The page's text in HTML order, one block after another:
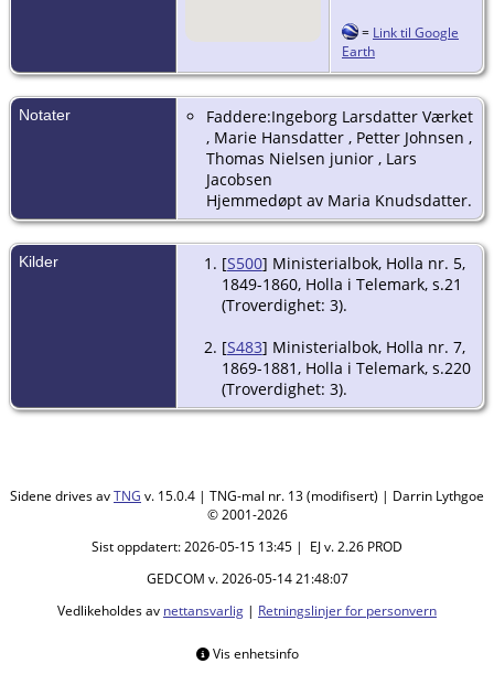
= Link til Google
Earth
Notater
Faddere:Ingeborg Larsdatter Værket
, Marie Hansdatter , Petter Johnsen ,
Thomas Nielsen junior , Lars
Jacobsen
Hjemmedøpt av Maria Knudsdatter.
Kilder [S500] Ministerialbok, Holla nr. 5,
1849-1860, Holla i Telemark, s.21
(Troverdighet: 3).
[S483] Ministerialbok, Holla nr. 7,
1869-1881, Holla i Telemark, s.220
(Troverdighet: 3).
Sidene drives avTNG v. 15.0.4 | TNG-mal nr. 13 (modifisert) | Darrin Lythgoe
© 2001-2026
Sist oppdatert: 2026-05-15 13:45 | EJ v. 2.26 PROD
GEDCOM v. 2026-05-14 21:48:07
Vedlikeholdes av nettansvarlig | Retningslinjer for personvern
Vis enhetsinfo